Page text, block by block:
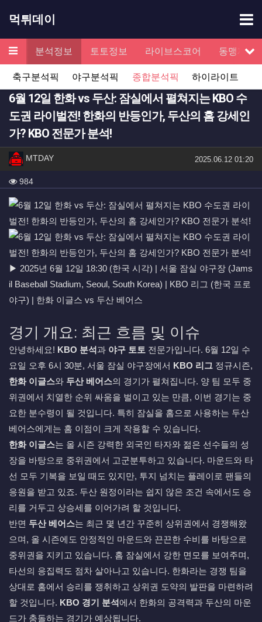
먹튀데이
메뉴
증 분석정보 토토정보 라이브스코어
동맹제휴
축구분석픽
야구분석픽 종합분석픽 하이라이트
6월 12일 한화 vs 두산: 잠실에서 펼쳐지는 KBO 수
도권 라이벌전! 한화의 반등인가, 두산의 홈 강세인
가? KBO 전문가 분석!
작성자 정보
MTDAY작성 작성일
2025.06.12 01:20
컨텐츠 정보
984조회
본문
▶ 2025년 6월 12일 18:30 (한국 시각) | 서울 잠실 야구장 (Jams
il Baseball Stadium, Seoul, South Korea) | KBO 리그 (한국 프로
야구) | 한화 이글스 vs 두산 베어스
경기 개요: 최근 흐름 및 이슈
안녕하세요! KBO 분석과 야구 토토 전문가입니다. 6월 12일 수
요일 오후 6시 30분, 서울 잠실 야구장에서 KBO 리그 정규시즌,
한화 이글스와 두산 베어스의 경기가 펼쳐집니다. 양 팀 모두 중
위권에서 치열한 순위 싸움을 벌이고 있는 만큼, 이번 경기는 중
요한 분수령이 될 것입니다. 특히 잠실을 홈으로 사용하는 두산
베어스에게는 홈 이점이 크게 작용할 수 있습니다.
한화 이글스는 올 시즌 강력한 외국인 타자와 젊은 선수들의 성
장을 바탕으로 중위권에서 고군분투하고 있습니다. 마운드와 타
선 모두 기복을 보일 때도 있지만, 투지 넘치는 플레이로 팬들의
응원을 받고 있죠. 두산 원정이라는 쉽지 않은 조건 속에서도 승
리를 거두고 상승세를 이어가려 할 것입니다.
반면 두산 베어스는 최근 몇 년간 꾸준히 상위권에서 경쟁해왔
으며, 올 시즌에도 안정적인 마운드와 끈끈한 수비를 바탕으로
중위권을 지키고 있습니다. 홈 잠실에서 강한 면모를 보여주며,
타선의 응집력도 점차 살아나고 있습니다. 한화라는 경쟁 팀을
상대로 홈에서 승리를 쟁취하고 상위권 도약의 발판을 마련하려
할 것입니다. KBO 경기 분석에서 한화의 공격력과 두산의 마운
드가 충돌하는 경기가 예상됩니다.